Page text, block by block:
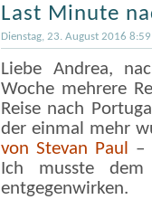
Last Minute
Dienstag, 23. August 2016 8:59
Liebe Andrea,
Woche mehrere
Reise nach
der einmal mehr
von Stevan Paul
–
Ich musste dem
entgegenwirken.